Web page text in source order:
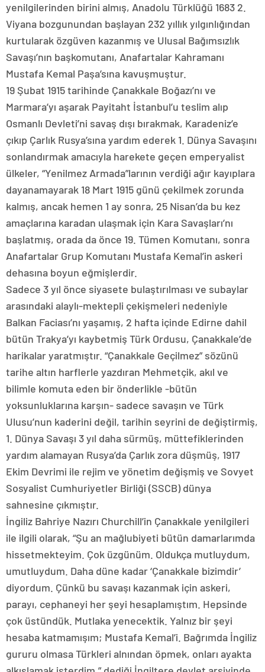
yenilgilerinden birini almış, Anadolu Türklüğü 1683 2.
Viyana bozgunundan başlayan 232 yıllık yılgınlığından
kurtularak özgüven kazanmış ve Ulusal Bağımsızlık
Savaşı’nın başkomutanı, Anafartalar Kahramanı
Mustafa Kemal Paşa’sına kavuşmuştur.
19 Şubat 1915 tarihinde Çanakkale Boğazı’nı ve
Marmara’yı aşarak Payitaht İstanbul’u teslim alıp
Osmanlı Devleti’ni savaş dışı bırakmak, Karadeniz’e
çıkıp Çarlık Rusya’sına yardım ederek 1. Dünya Savaşını
sonlandırmak amacıyla harekete geçen emperyalist
ülkeler, “Yenilmez Armada”larının verdiği ağır kayıplara
dayanamayarak 18 Mart 1915 günü çekilmek zorunda
kalmış, ancak hemen 1 ay sonra, 25 Nisan’da bu kez
amaçlarına karadan ulaşmak için Kara Savaşları’nı
başlatmış, orada da önce 19. Tümen Komutanı, sonra
Anafartalar Grup Komutanı Mustafa Kemal’in askeri
dehasına boyun eğmişlerdir.
Sadece 3 yıl önce siyasete bulaştırılması ve subaylar
arasındaki alaylı-mektepli çekişmeleri nedeniyle
Balkan Faciası’nı yaşamış, 2 hafta içinde Edirne dahil
bütün Trakya’yı kaybetmiş Türk Ordusu, Çanakkale’de
harikalar yaratmıştır. “Çanakkale Geçilmez” sözünü
tarihe altın harflerle yazdıran Mehmetçik, akıl ve
bilimle komuta eden bir önderlikle -bütün
yoksunluklarına karşın- sadece savaşın ve Türk
Ulusu’nun kaderini değil, tarihin seyrini de değiştirmiş,
1. Dünya Savaşı 3 yıl daha sürmüş, müttefiklerinden
yardım alamayan Rusya’da Çarlık zora düşmüş, 1917
Ekim Devrimi ile rejim ve yönetim değişmiş ve Sovyet
Sosyalist Cumhuriyetler Birliği (SSCB) dünya
sahnesine çıkmıştır.
İngiliz Bahriye Nazırı Churchill’in Çanakkale yenilgileri
ile ilgili olarak, “Şu an mağlubiyeti bütün damarlarımda
hissetmekteyim. Çok üzgünüm. Oldukça mutluydum,
umutluydum. Daha düne kadar ‘Çanakkale bizimdir’
diyordum. Çünkü bu savaşı kazanmak için askeri,
parayı, cephaneyi her şeyi hesaplamıştım. Hepsinde
çok üstündük. Mutlaka yenecektik. Yalnız bir şeyi
hesaba katmamışım; Mustafa Kemal’i. Bağrımda İngiliz
gururu olmasa Türkleri alnından öpmek, onları ayakta